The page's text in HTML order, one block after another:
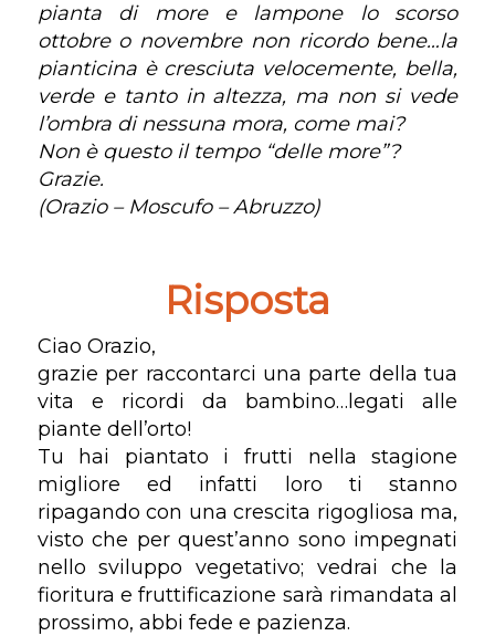
pianta di more e lampone lo scorso
ottobre o novembre non ricordo bene…la
pianticina è cresciuta velocemente, bella,
verde e tanto in altezza, ma non si vede
l’ombra di nessuna mora, come mai?
Non è questo il tempo “delle more”?
Grazie.
(Orazio – Moscufo – Abruzzo)
Risposta
Ciao Orazio,
grazie per raccontarci una parte della tua
vita e ricordi da bambino…legati alle
piante dell’orto!
Tu hai piantato i frutti nella stagione
migliore ed infatti loro ti stanno
ripagando con una crescita rigogliosa ma,
visto che per quest’anno sono impegnati
nello sviluppo vegetativo; vedrai che la
fioritura e fruttificazione sarà rimandata al
prossimo, abbi fede e pazienza.